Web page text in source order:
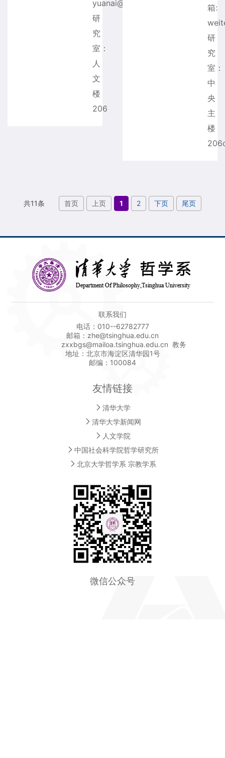
yuanai@mail.tsinghua.edu.cn
研
究
室：
人
文
楼
206
箱:
研
究
室：
中
央
主
楼
共11条 首页 上页 1 2 下页 尾页
联系我们
电话：010--62782777
邮箱：zhe@tsinghua.edu.cn
zxxbgs@mailoa.tsinghua.edu.cn 教务
地址：北京市海淀区清华园1号
邮编：100084
友情链接
清华大学
清华大学新闻网
人文学院
中国社会科学院哲学研究所
北京大学哲学系 宗教学系
微信公众号